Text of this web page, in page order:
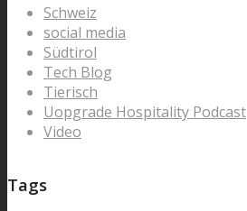
Schweiz
social media
Südtirol
Tech Blog
Tierisch
Uopgrade Hospitality Podcast
Video
Tags